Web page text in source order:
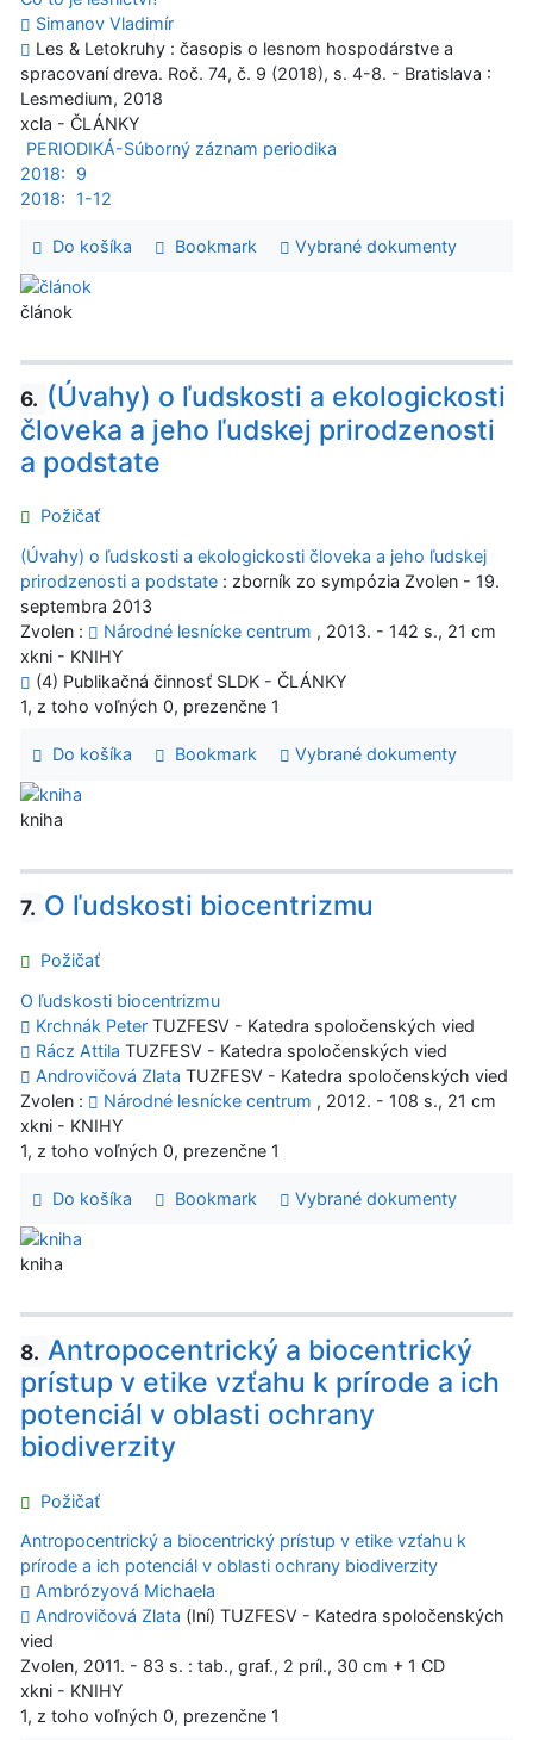
Simanov Vladimír
Les & Letokruhy : časopis o lesnom hospodárstve a
spracovaní dreva. Roč. 74, č. 9 (2018), s. 4-8. - Bratislava :
Lesmedium, 2018
xcla - ČLÁNKY
PERIODIKÁ-Súborný záznam periodika
2018:
9
2018:
1-12
Do košíka Bookmark Vybrané dokumenty
článok
6. (Úvahy) o ľudskosti a ekologickosti
človeka a jeho ľudskej prirodzenosti
a podstate
Požičať
(Úvahy) o ľudskosti a ekologickosti človeka a jeho ľudskej
prirodzenosti a podstate : zborník zo sympózia Zvolen - 19.
septembra 2013
Zvolen :
Národné lesnícke centrum , 2013. - 142 s., 21 cm
xkni - KNIHY
(4) Publikačná činnosť SLDK - ČLÁNKY
1, z toho voľných 0, prezenčne 1
Do košíka Bookmark Vybrané dokumenty
kniha
7. O ľudskosti biocentrizmu
Požičať
O ľudskosti biocentrizmu
Krchnák Peter TUZFESV - Katedra spoločenských vied
Rácz Attila TUZFESV - Katedra spoločenských vied
Androvičová Zlata TUZFESV - Katedra spoločenských vied
Zvolen :
Národné lesnícke centrum , 2012. - 108 s., 21 cm
xkni - KNIHY
1, z toho voľných 0, prezenčne 1
Do košíka Bookmark Vybrané dokumenty
kniha
8. Antropocentrický a biocentrický
prístup v etike vzťahu k prírode a ich
potenciál v oblasti ochrany
biodiverzity
Požičať
Antropocentrický a biocentrický prístup v etike vzťahu k
prírode a ich potenciál v oblasti ochrany biodiverzity
Ambrózyová Michaela
Androvičová Zlata (Iní) TUZFESV - Katedra spoločenských
vied
Zvolen, 2011. - 83 s. : tab., graf., 2 príl., 30 cm + 1 CD
xkni - KNIHY
1, z toho voľných 0, prezenčne 1